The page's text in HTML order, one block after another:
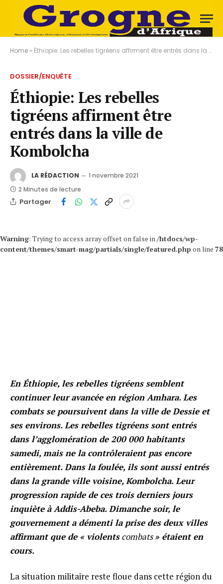
Home » Éthiopie: Les rebelles tigréens affirment être entrés dans la ville de Kombolcha
DOSSIER/ENQUÊTE
Éthiopie: Les rebelles
tigréens affirment être
entrés dans la ville de
Kombolcha
LA RÉDACTION
1 novembre 2021
2 Minutes de lecture
Partager
Warning: Trying to access array offset on false in/htdocs/wp-
content/themes/smart-mag/partials/single/featured.php on line 78
En Éthiopie, les rebelles tigréens semblent
continuer leur avancée en région Amhara. Les
combats se poursuivent dans la ville de Dessie et
ses environs. Les rebelles tigréens sont entrés
dans l’agglomération de 200 000 habitants
samedi, mais ne la contrôleraient pas encore
entièrement. Dans la foulée, ils sont aussi entrés
dans la grande ville voisine, Kombolcha. Leur
progression rapide de ces trois derniers jours
inquiète à Addis-Abeba. Dimanche soir, le
gouvernement a démenti la prise des deux villes
affirmant que de « violentscombats» étaient en
cours.
La situation militaire reste floue dans cette région du